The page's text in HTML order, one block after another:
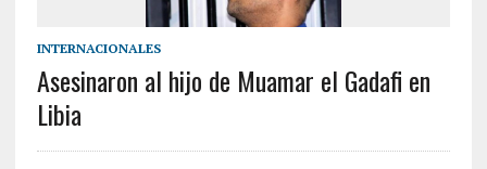
INTERNACIONALES
Asesinaron al hijo de Muamar el Gadafi en
Libia